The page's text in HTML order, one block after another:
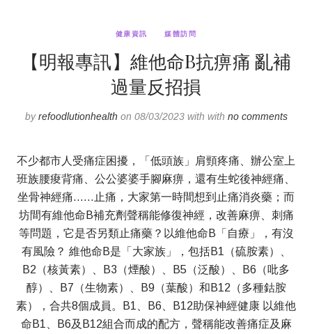
健康資訊 媒體訪問
【明報專訊】維他命B抗痹痛 亂補
過量反招損
byrefoodlutionhealth on 08/03/2023 with with no comments
不少都市人受痛症困擾，「低頭族」肩頸疼痛、辦公室上
班族腰痠背痛、公公婆婆手腳麻痹，還有生蛇後神經痛、
坐骨神經痛……止痛，大家第一時間想到止痛消炎藥；而
坊間有維他命B補充劑聲稱能修復神經，改善麻痹、刺痛
等問題，它是否另類止痛藥？以維他命B「自療」，有沒
有風險？ 維他命B是「大家族」，包括B1（硫胺素）、
B2（核黃素）、B3（煙酸）、B5（泛酸）、B6（吡多
醇）、B7（生物素）、B9（葉酸）和B12（多種鈷胺
素），合共8個成員。B1、B6、B12助保神經健康 以維他
命B1、B6及B12組合而成的配方，聲稱能改善痛症及麻